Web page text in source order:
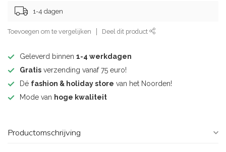
1-4 dagen
Toevoegen om te vergelijken Deel dit product
Geleverd binnen 1-4 werkdagen
Gratis verzending vanaf 75 euro!
Dé fashion & holiday store van het Noorden!
Mode van hoge kwaliteit
Productomschrijving